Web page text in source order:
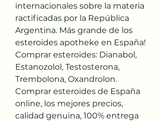
internacionales sobre la materia
ractificadas por la República
Argentina. Más grande de los
esteroides apotheke en España!
Comprar esteroides: Dianabol,
Estanozolol, Testosterona,
Trembolona, Oxandrolon.
Comprar esteroides de España
online, los mejores precios,
calidad genuina, 100% entrega